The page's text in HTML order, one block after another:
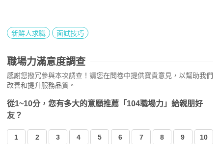
新鮮人求職 面試技巧
職場力滿意度調查
感謝您撥冗參與本次調查！請您在問卷中提供寶貴意見，以幫助我們
改善和提升服務品質。
從1~10分，您有多大的意願推薦「104職場力」給親朋好
友？
1 2 3 4 5 6 7 8 9 10